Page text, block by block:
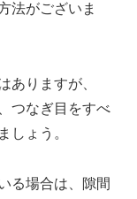
法がございま
ありますが、
つなぎ目をすべ
しょう。
る場合は、隙間